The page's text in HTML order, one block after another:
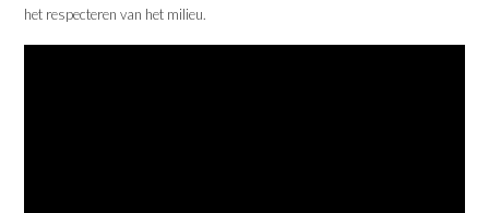
het respecteren van het milieu.